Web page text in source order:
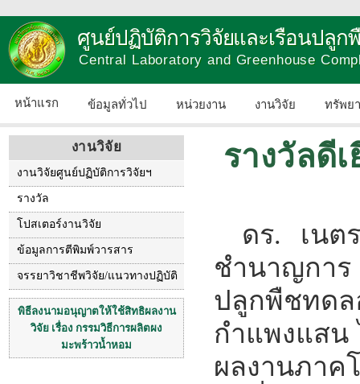
ศูนย์ปฏิบัติการวิจัยและเรือนปลูก
Central Laboratory and Greenhouse
หน้าแรก ข้อมูลทั่วไป หน่วยงาน งานวิจัย ทรัพย
งานวิจัย
งานวิจัยศูนย์ปฏิบัติการวิจัยฯ
รางวัล
โปสเตอร์งานวิจัย
ข้อมูลการตีพิมพ์วารสาร
จรรยาวิชาชีพวิจัย/แนวทางปฏิบัติ
พิธีลงนามอนุญาตให้ใช้สิทธิผลงาน
วิจัย เรื่อง กรรมวิธีการผลิตผง
มะพร้าวน้ำหอม
รางวัลดี
ดร. เน
ชำนาญการ
ปลูกพืชท
กำแพงแสน
ผลงานภาค